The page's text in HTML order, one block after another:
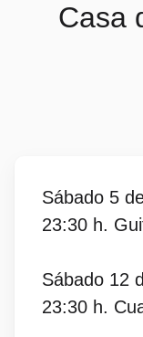
Casa
Sábado 5
23:30 h.
Sábado 12
23:30 h.